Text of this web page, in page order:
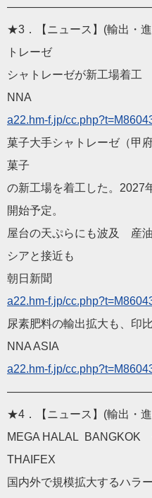
——————————
★3．【ニュース】(輸出・
トレーゼ
シャトレーゼが新工場着工
NNA
a22.hm-f.jp/cc.php?t=M
菓子大手シャトレーゼ（甲
菓子
の新工場を着工した。2027
開始予定。
屋台の天ぷらにも波及 産
シアと接近も
朝日新聞
a22.hm-f.jp/cc.php?t=M
尿素肥料の輸出拡大も、印
NNA ASIA
a22.hm-f.jp/cc.php?t=M
——————————
★4．【ニュース】(輸出・
MEGA HALAL
THAIFEX
国内外で規模拡大するハラ